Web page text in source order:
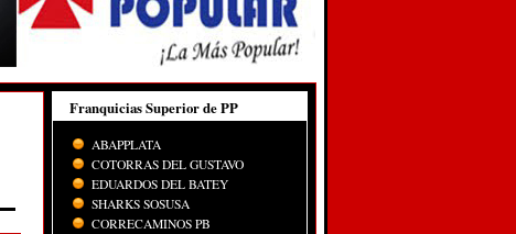
Franquicias Superior de PP
ABAPPLATA
COTORRAS DEL GUSTAVO
EDUARDOS DEL BATEY
SHARKS SOSUSA
CORRECAMINOS PB